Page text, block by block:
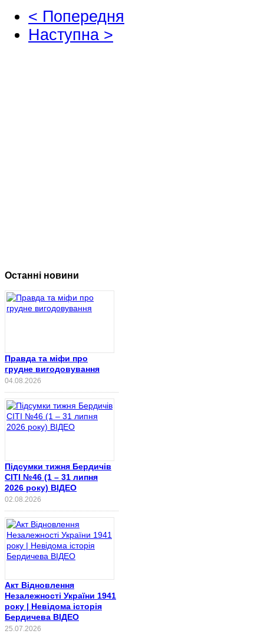
< Попередня
Наступна >
Останні новини
Правда та міфи про
грудне вигодовування
04.08.2026
Підсумки тижня Бердичів
СІТІ №46 (1 – 31 липня
2026 року) ВІДЕО
02.08.2026
Акт Відновлення
Незалежності України 1941
року | Невідома історія
Бердичева ВІДЕО
25.07.2026